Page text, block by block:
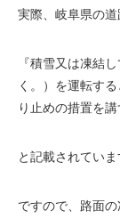
実際、岐阜県の道
『積雪又は凍結
く。）を運転す
り止めの措置を講
と記載されていま
ですので、路面